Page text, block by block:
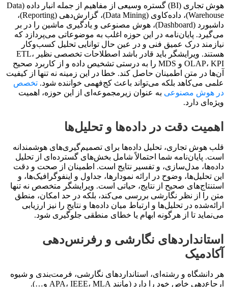
هوش تجاری (BI) گستره وسیعی از مفاهیم از جمله انبار داده (Data
Warehouse)، داده‌کاوی (Data Mining)، گزارش‌دهی (Reporting)،
داشبورد (Dashboard)، هوش مصنوعی و یادگیری ماشین را در بر
می‌گیرد. پایان‌نامه در این حوزه اغلب به موضوعاتی می‌پردازد که
نیازمند درک عمیق فنی و در عین حال توانایی تحلیل کسب‌وکار
هستند. ویرایشگر باید قادر باشد اصطلاحات تخصصی نظیر ETL،
OLAP، KPI و MDS را به درستی تشخیص داده و از کاربرد صحیح
آن‌ها در متن اطمینان حاصل کند. خطا در این زمینه نه تنها از کیفیت
علمی می‌کاهد بلکه می‌تواند باعث کج‌فهمی خواننده شود. تخصص
در هوش مصنوعی به عنوان زیرمجموعه‌ای از این حوزه، اهمیت
ویژه‌ای دارد.
اهمیت دقت در داده‌ها و تحلیل‌ها
قلب هوش تجاری، تحلیل داده‌ها برای تصمیم‌گیری‌های هوشمندانه
است. پایان‌نامه شما احتمالاً شامل بخش‌های گسترده‌ای از تحلیل
داده‌ها، مدل‌سازی، و تفسیر نتایج است. اطمینان از صحت و دقت
این تحلیل‌ها، وضوح در ارائه نمودارها، جداول و اینفوگرافیک‌ها، و
استنتاج‌های صحیح از نتایج، حیاتی است. ویرایشگر متخصص نه تنها
متن را از نظر نگارشی بررسی می‌کند، بلکه در حد امکان، منطق
ارائه‌شده در تحلیل‌ها و ارتباط میان داده‌ها و نتایج را نیز ارزیابی
می‌نماید تا از هرگونه ابهام یا خطای منطقی جلوگیری شود.
استانداردهای نگارشی و رفرنس‌دهی
آکادمیک
هر دانشگاه و رشته‌ای، استانداردهای نگارشی، فرمت‌بندی و شیوه
ارجاع‌دهی خاص خود را دارد (مانند APA، IEEE، MLA و…).